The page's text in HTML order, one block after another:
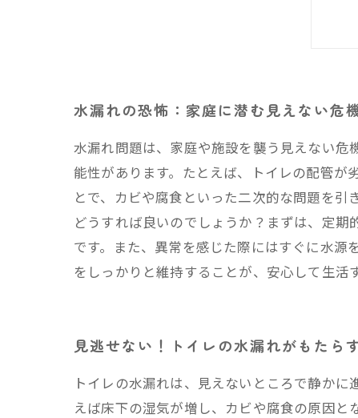
水漏れの恐怖：家庭に潜む見えない危
水漏れ問題は、家庭や施設を襲う見えない危
能性があります。たとえば、トイレの配管が
とで、カビや腐食といった二次的な問題を
どうすれば良いのでしょうか？まずは、定
です。また、異常を感じた際にはすぐに水
をしっかりと維持することが、安心して生活
見逃せない！トイレの水漏れがもたら
トイレの水漏れは、見えないところで静か
えば床下の湿気が増し、カビや腐食の原因